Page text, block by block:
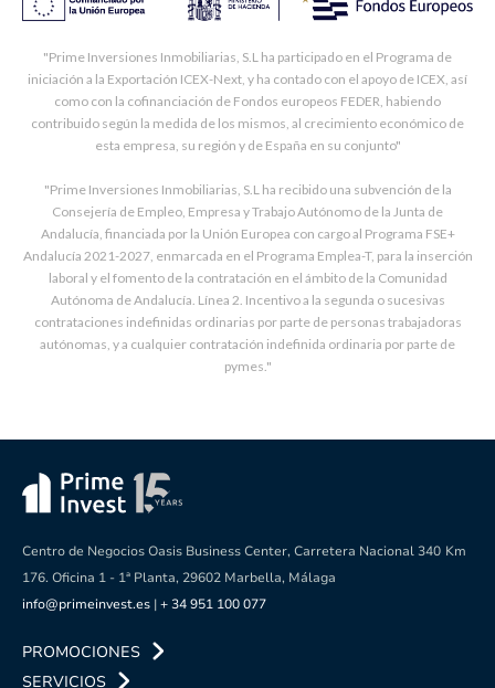
"Prime Inversiones Inmobiliarias, S.L ha participado en el Programa de
iniciación a la Exportación ICEX-Next, y ha contado con el apoyo de ICEX, así
como con la cofinanciación de Fondos europeos FEDER, habiendo
contribuido según la medida de los mismos, al crecimiento económico de
esta empresa, su región y de España en su conjunto"
"Prime Inversiones Inmobiliarias, S.L ha recibido una subvención de la
Consejería de Empleo, Empresa y Trabajo Autónomo de la Junta de
Andalucía, financiada por la Unión Europea con cargo al Programa FSE+
Andalucía 2021-2027, enmarcada en el Programa Emplea-T, para la inserción
laboral y el fomento de la contratación en el ámbito de la Comunidad
Autónoma de Andalucía. Línea 2. Incentivo a la segunda o sucesivas
contrataciones indefinidas ordinarias por parte de personas trabajadoras
autónomas, y a cualquier contratación indefinida ordinaria por parte de
pymes."
Centro de Negocios Oasis Business Center, Carretera Nacional 340 Km
176. Oficina 1 - 1ª Planta, 29602 Marbella, Málaga
info@primeinvest.es |+ 34 951 100 077
PROMOCIONES
SERVICIOS